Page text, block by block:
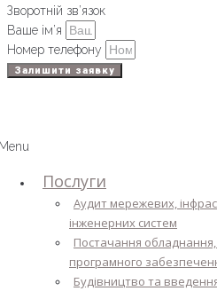
Зворотній зв’язок
Ваше ім’я
Номер телефону
Залишити заявку
Послуги
Аудит мережевих,
інженерних систем
Постачання обладнання,
програмного
Будівництво та